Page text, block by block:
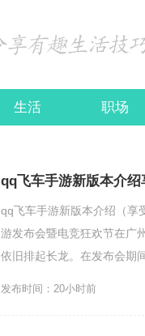
生活 职场
qq飞车手游新版本介
qq飞车手游新版本介绍（享
游发布会暨电竞狂欢节在广
依旧排起长龙。在发布会期间
发布时间：20小时前